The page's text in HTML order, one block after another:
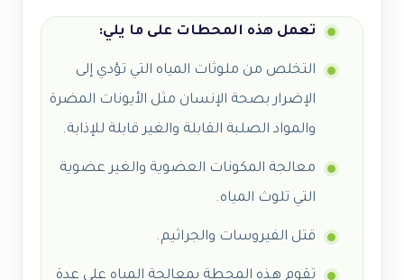
تعمل هذه المحطات على ما يلي:
التخلص من ملوثات المياه التي تؤدي إلى
الإضرار بصحة الإنسان مثل الأيونات المضرة
والمواد الصلبة القابلة والغير قابلة للإذابة.
معالجة المكونات العضوية والغير عضوية
التي تلوث المياه.
قتل الفيروسات والجراثيم.
تقوم هذه المحطة بمعالجة المياه على عدة